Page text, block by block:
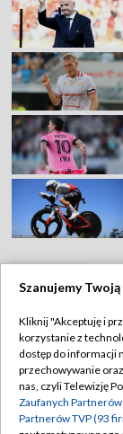
Szanujemy
Kliknij "Akceptuję i
korzystanie z
dostęp do informacji
przechowywanie
nas, czyli Telewizję
Zaufanych
Partnerów TVP (93